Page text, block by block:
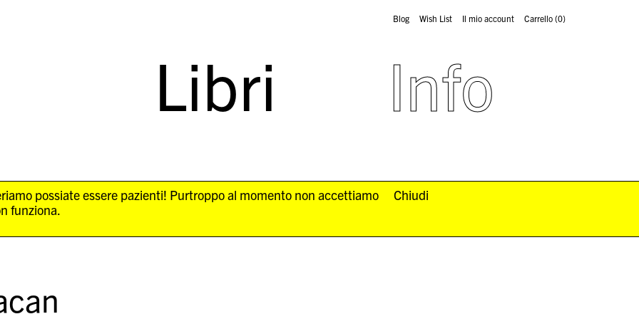
Libri Info
Blog Wish List Il mio account Carrello(0)
possiate essere pazienti! Purtroppo al momento non accettiamo
funziona.
Chiudi